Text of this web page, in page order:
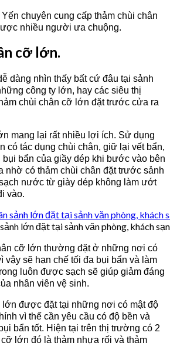
chuyên cung cấp thảm chùi chân
nhiều người ưa chuộng.
cỡ lớn.
dàng nhìn thấy bất cứ đâu tại sảnh
công ty lớn, hay các siêu thị
chùi chân cỡ lớn đặt trước cửa ra
mang lại rất nhiều lợi ích. Sử dụng
có tác dụng chùi chân, giữ lại vết bẩn,
bụi bẩn của giầy dép khi bước vào bên
nhờ có thảm chùi chân đặt trước sảnh
nước từ giày dép không làm ướt
vào.
lớn đặt tại sảnh văn phòng, khách
cỡ lớn thường đặt ở những nơi có
vậy sẽ hạn chế tối đa bụi bẩn và làm
luôn được sạch sẽ giúp giảm đáng
nhân viên vệ sinh.
lớn được đặt tại những nơi có mật độ
vì thế cần yêu cầu có độ bền và
bẩn tốt. Hiện tại trên thị trường có 2
lớn đó là thảm nhựa rối và thảm